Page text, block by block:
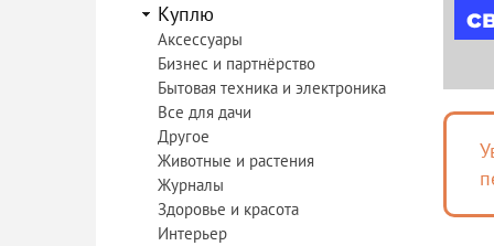
Куплю
Аксессуары
Бизнес и партнёрство
Бытовая техника и электроника
Все для дачи
Другое
Животные и растения
Журналы
Здоровье и красота
Интерьер